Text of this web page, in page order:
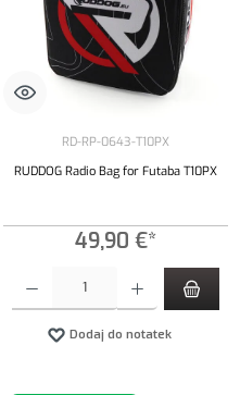
RD-RP-0643-T10PX
RUDDOG Radio Bag for Futaba T10PX
49,90 €*
Dodaj do notatek